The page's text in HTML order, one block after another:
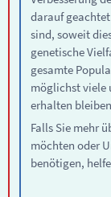
darauf
sind, soweit
genetische
gesamte
möglichst viele
erhalten
Falls Sie mehr
möchten oder
benötigen,